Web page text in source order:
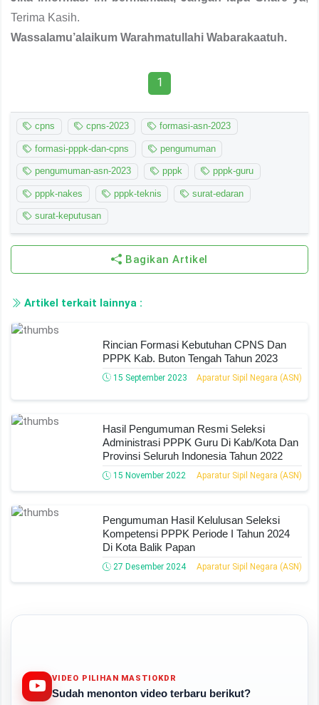
Terima Kasih.
Wassalamu’alaikum Warahmatullahi Wabarakaatuh.
1
cpns cpns-2023 formasi-asn-2023
formasi-pppk-dan-cpns pengumuman
pengumuman-asn-2023 pppk pppk-guru
pppk-nakes pppk-teknis surat-edaran
surat-keputusan
Bagikan Artikel
Artikel terkait lainnya :
Rincian Formasi Kebutuhan CPNS Dan
PPPK Kab. Buton Tengah Tahun 2023
15 September 2023 Aparatur Sipil Negara (ASN)
Hasil Pengumuman Resmi Seleksi
Administrasi PPPK Guru Di Kab/Kota Dan
Provinsi Seluruh Indonesia Tahun 2022
15 November 2022 Aparatur Sipil Negara (ASN)
Pengumuman Hasil Kelulusan Seleksi
Kompetensi PPPK Periode I Tahun 2024
Di Kota Balik Papan
27 Desember 2024 Aparatur Sipil Negara (ASN)
VIDEO PILIHAN MASTIOKDR
Sudah menonton video terbaru berikut?